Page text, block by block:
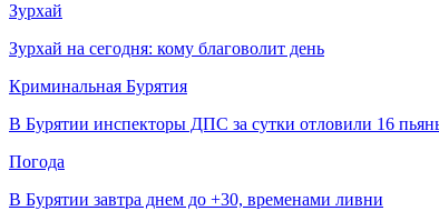
Зурхай
Зурхай на сегодня: кому благоволит день
Криминальная Бурятия
В Бурятии инспекторы ДПС за сутки отловили 16
Погода
В Бурятии завтра днем до +30, временами ливни